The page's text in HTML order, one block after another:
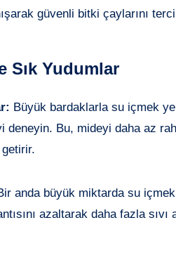
güvenli bitki çaylarını
Sık Yudumlar
Büyük bardaklarla su içmek
deneyin. Bu, mideyi daha az
anda büyük miktarda su
azaltarak daha fazla sıvı